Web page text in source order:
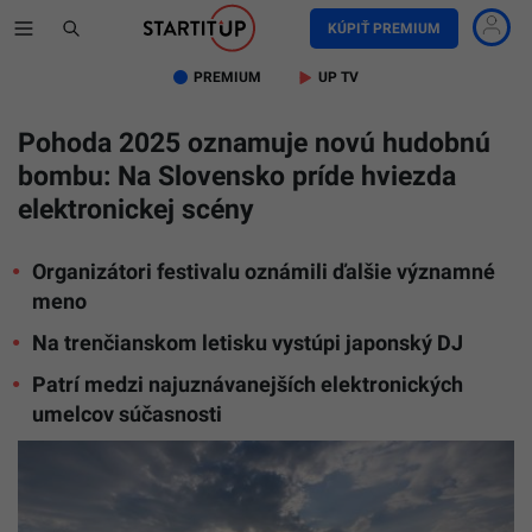
KÚPIŤ PREMIUM
PREMIUM UP TV
Pohoda 2025 oznamuje novú hudobnú
bombu: Na Slovensko príde hviezda
elektronickej scény
Organizátori festivalu oznámili ďalšie významné
meno
Na trenčianskom letisku vystúpi japonský DJ
Patrí medzi najuznávanejších elektronických
umelcov súčasnosti